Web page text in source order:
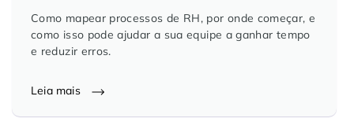
Como mapear processos de RH, por onde começar, e
como isso pode ajudar a sua equipe a ganhar tempo
e reduzir erros.
Leia mais